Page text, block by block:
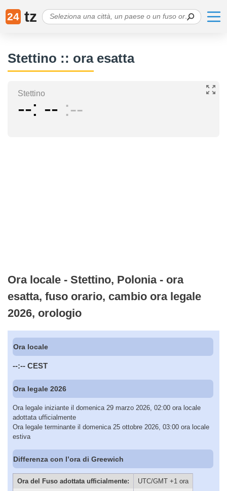
24 tz
Stettino :: ora esatta
Stettino
-- -- --
Ora locale - Stettino, Polonia - ora
esatta, fuso orario, cambio ora legale
2026, orologio
Ora locale
--:-- CEST
Ora legale 2026
Ora legale iniziante il domenica 29 marzo 2026, 02:00 ora locale
adottata ufficialmente
Ora legale terminante il domenica 25 ottobre 2026, 03:00 ora locale
estiva
Differenza con l’ora di Greewich
Ora del Fuso adottata ufficialmente:
UTC/GMT +1 ora